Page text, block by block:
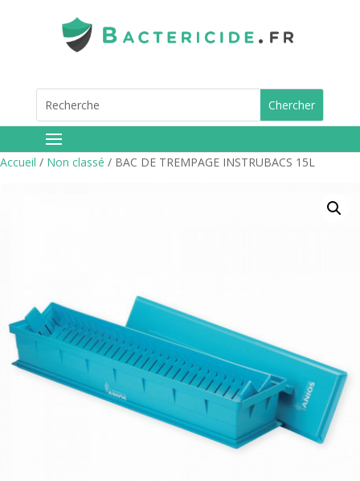
Accueil / Non classé / BAC DE TREMPAGE INSTRUBACS 15L